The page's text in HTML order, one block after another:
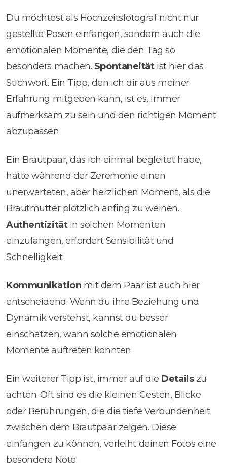
Du möchtest als Hochzeitsfotograf nicht nur
gestellte Posen einfangen, sondern auch die
emotionalen Momente, die den Tag so
besonders machen. Spontaneitätist hier das
Stichwort. Ein Tipp, den ich dir aus meiner
Erfahrung mitgeben kann, ist es, immer
aufmerksam zu sein und den richtigen Moment
abzupassen.
Ein Brautpaar, das ich einmal begleitet habe,
hatte während der Zeremonie einen
unerwarteten, aber herzlichen Moment, als die
Brautmutter plötzlich anfing zu weinen.
Authentizitätin solchen Momenten
einzufangen, erfordert Sensibilität und
Schnelligkeit.
Kommunikation mit dem Paar ist auch hier
entscheidend. Wenn du ihre Beziehung und
Dynamik verstehst, kannst du besser
einschätzen, wann solche emotionalen
Momente auftreten könnten.
Ein weiterer Tipp ist, immer auf die Detailszu
achten. Oft sind es die kleinen Gesten, Blicke
oder Berührungen, die die tiefe Verbundenheit
zwischen dem Brautpaar zeigen. Diese
einfangen zu können, verleiht deinen Fotos eine
besondere Note.